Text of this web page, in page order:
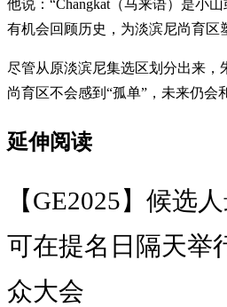
他说：“Changkat（马来语）是小
有机会回顾历史，为淡滨尼尚育区
尽管从原淡滨尼集选区划分出来，
尚育区不会感到“孤单”，未来仍会
延伸阅读
【GE2025】候选
可在提名日隔天举
众大会